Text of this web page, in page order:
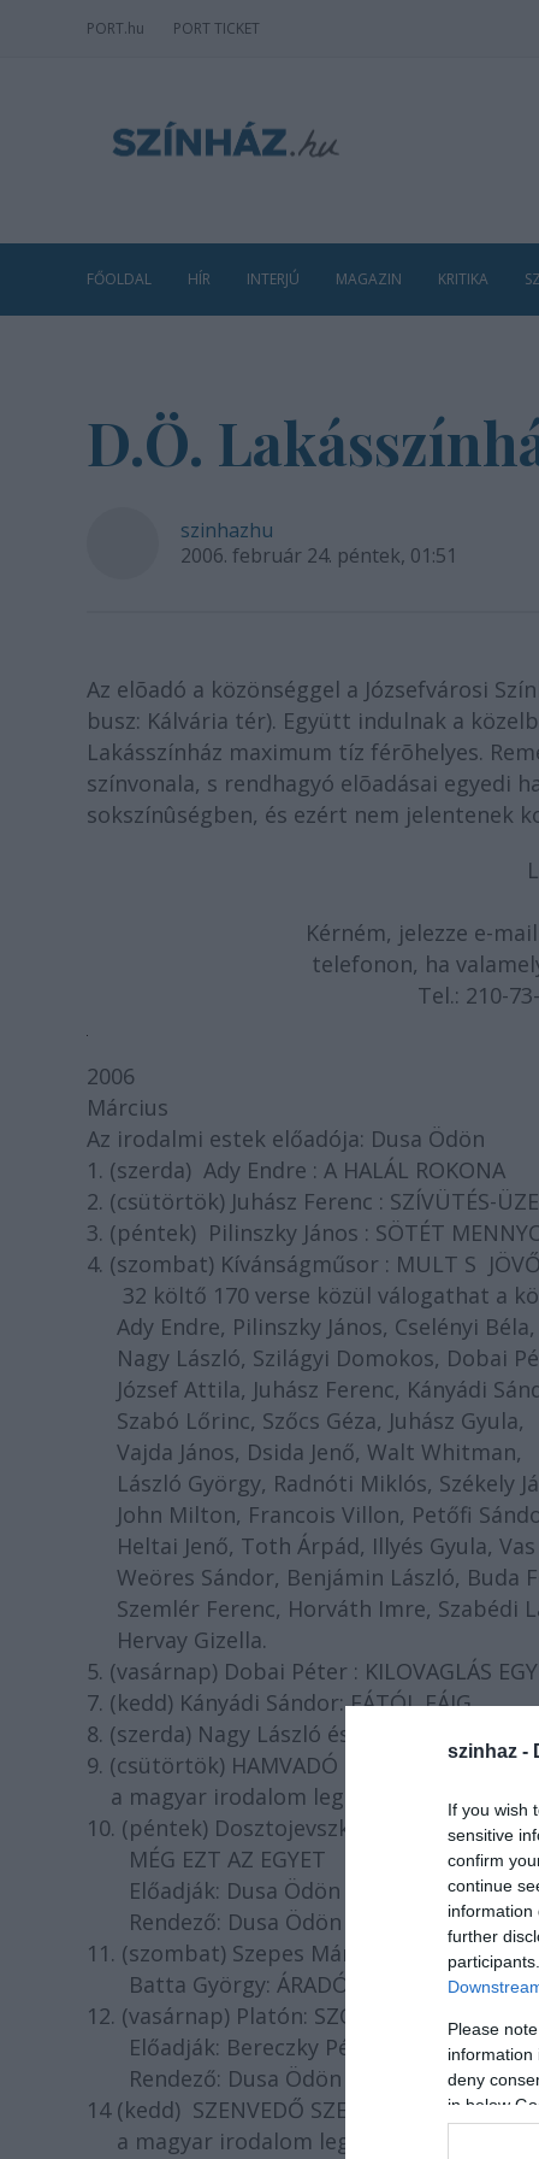
szinhaz -
If you wish
sensitive
confirm
continue
information
further
Please
information
deny
in below
PORT.hu PORT TICKET
FŐOLDAL HÍR INTERJÚ MAGAZIN KRITIKA
D.Ö.
szinhazhu
2006. február 24. péntek, 01:51
Az elõadó a közönséggel a Józsefvárosi
busz: Kálvária tér). Együtt indulnak a
Lakásszínház maximum tíz férõhelyes.
színvonala, s rendhagyó elõadásai egyedi
sokszínûségben, és ezért nem jelentenek
Kérném, jelezze e-
telefonon, ha
Tel.: 210-
2006
Március
Az irodalmi estek előadója: Dusa Ödön
1. (szerda) Ady Endre : A HALÁL ROKONA
2. (csütörtök) Juhász Ferenc : SZÍVÜTÉS-
3. (péntek) Pilinszky János : SÖTÉT
4. (szombat) Kívánságműsor : MULT S
32 költő 170 verse közül válogathat a
Ady Endre, Pilinszky János, Cselényi Béla,
Nagy László, Szilágyi Domokos, Dobai
József Attila, Juhász Ferenc, Kányádi
Szabó Lőrinc, Szőcs Géza, Juhász Gyula,
Vajda János, Dsida Jenő, Walt Whitman,
László György, Radnóti Miklós, Székely
John Milton, Francois Villon, Petőfi
Heltai Jenő, Toth Árpád, Illyés Gyula, Vas
Weöres Sándor, Benjámin László, Buda
Szemlér Ferenc, Horváth Imre, Szabédi
Hervay Gizella.
5. (vasárnap) Dobai Péter : KILOVAGLÁS
7. (kedd) Kányádi Sándor: FÁTÓL FÁIG
8. (szerda) Nagy László és László György :
9. (csütörtök) HAMVADÓ SZERELEM
a magyar irodalom legszebb szerelmes
10. (péntek) Dosztojevszkij, Gogol és
MÉG EZT AZ EGYET
Előadják: Dusa Ödön és Kókai János
Rendező: Dusa Ödön
11. (szombat) Szepes Mária, Walt
Batta György: ÁRADÓ TERMÉSZET
12. (vasárnap) Platón: SZOKRÁTÉSZ PÖRE
Előadják: Bereczky Péter, Dusa Ödön,
Rendező: Dusa Ödön
14 (kedd) SZENVEDŐ SZERELEM Válogatás
a magyar irodalom legszebb szerelmes